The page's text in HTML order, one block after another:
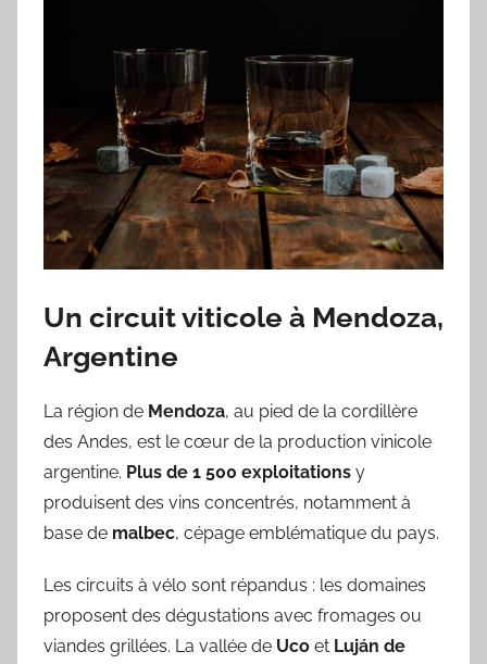
Un circuit viticole à Mendoza,
Argentine
La région de Mendoza, au pied de la cordillère
des Andes, est le cœur de la production vinicole
argentine. Plus de 1 500 exploitations y
produisent des vins concentrés, notamment à
base de malbec, cépage emblématique du pays.
Les circuits à vélo sont répandus : les domaines
proposent des dégustations avec fromages ou
viandes grillées. La vallée de Uco et Luján de